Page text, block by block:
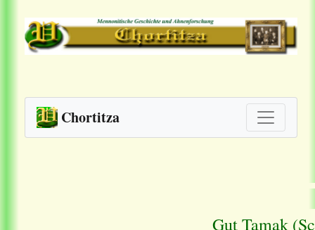
Chortitza
Gut Tamak